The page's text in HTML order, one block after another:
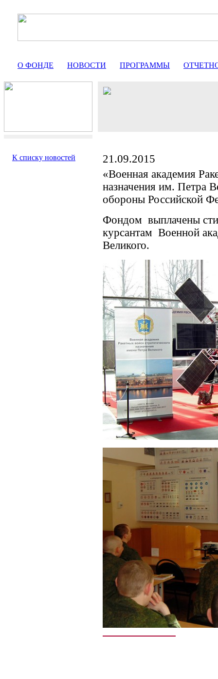
О ФОНДЕ НОВОСТИ ПРОГРАММЫ
К списку новостей
21.09.2015
«Военная академия
назначения им. Петра
обороны Российской
Фондом выплачены
курсантам Военной
Великого.